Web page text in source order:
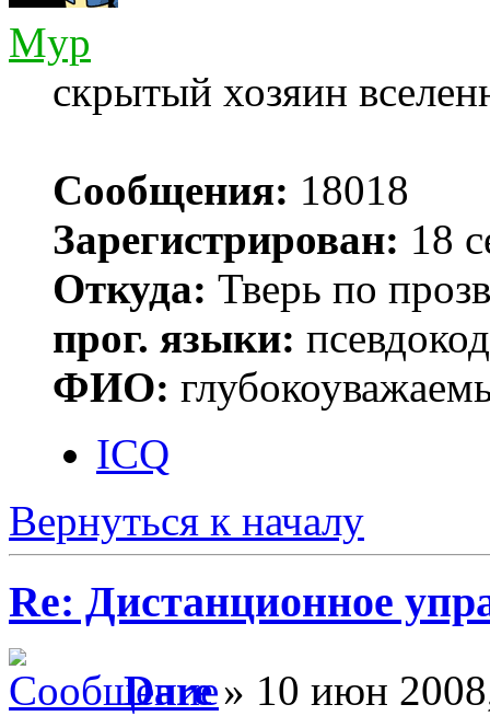
Myp
скрытый хозяин
Сообщения: 18018
Зарегистрирован: 18
Откуда: Тверь по
прог. языки:
ФИО:
ICQ
Вернуться к началу
Re: Дистанционное
Dare» 10 июн